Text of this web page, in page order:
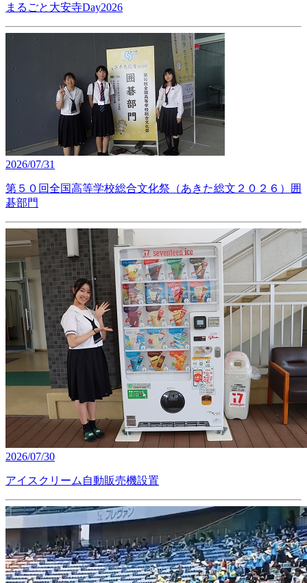
まるごと大安寺Day2026
2026/07/31
第５０回全国高等学校総合文化祭（あきた総文２０２６）囲
碁部門
2026/07/30
アイスクリーム自動販売機設置